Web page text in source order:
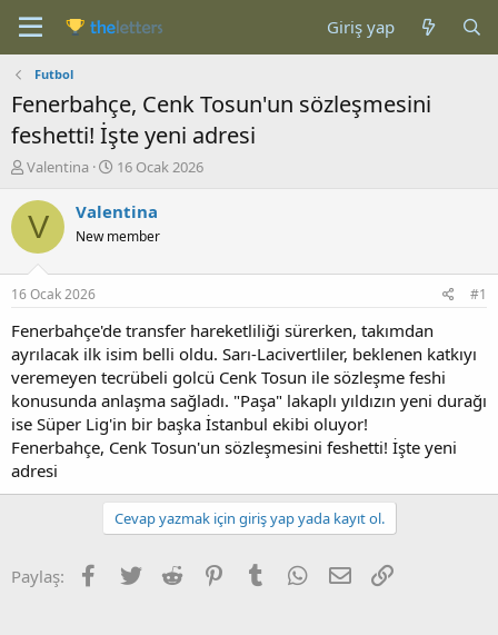
Giriş yap
Futbol
Fenerbahçe, Cenk Tosun'un sözleşmesini
feshetti! İşte yeni adresi
K
n
b
u
u
b
a
l
a
t
a
n
Valentina
B
ş
a
ç
t
a
r
i
h
i
16 Ocak 2026
V Valentina
New member
16 Ocak 2026 #1
Fenerbahçe'de transfer hareketliliği sürerken, takımdan
ayrılacak ilk isim belli oldu. Sarı-Lacivertliler, beklenen katkıyı
veremeyen tecrübeli golcü Cenk Tosun ile sözleşme feshi
konusunda anlaşma sağladı. "Paşa" lakaplı yıldızın yeni durağı
ise Süper Lig'in bir başka İstanbul ekibi oluyor!
Fenerbahçe, Cenk Tosun'un sözleşmesini feshetti! İşte yeni
adresi
Cevap yazmak için giriş yap yada kayıt ol.
Paylaş: Facebook
Twitter Reddit PinterestTumblr WhatsApp
E-posta